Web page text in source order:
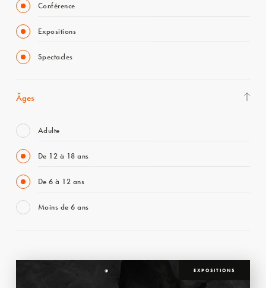
Conférence
Expositions
Spectacles
Âges
Adulte
De 12 à 18 ans
De 6 à 12 ans
Moins de 6 ans
EXPOSITIONS